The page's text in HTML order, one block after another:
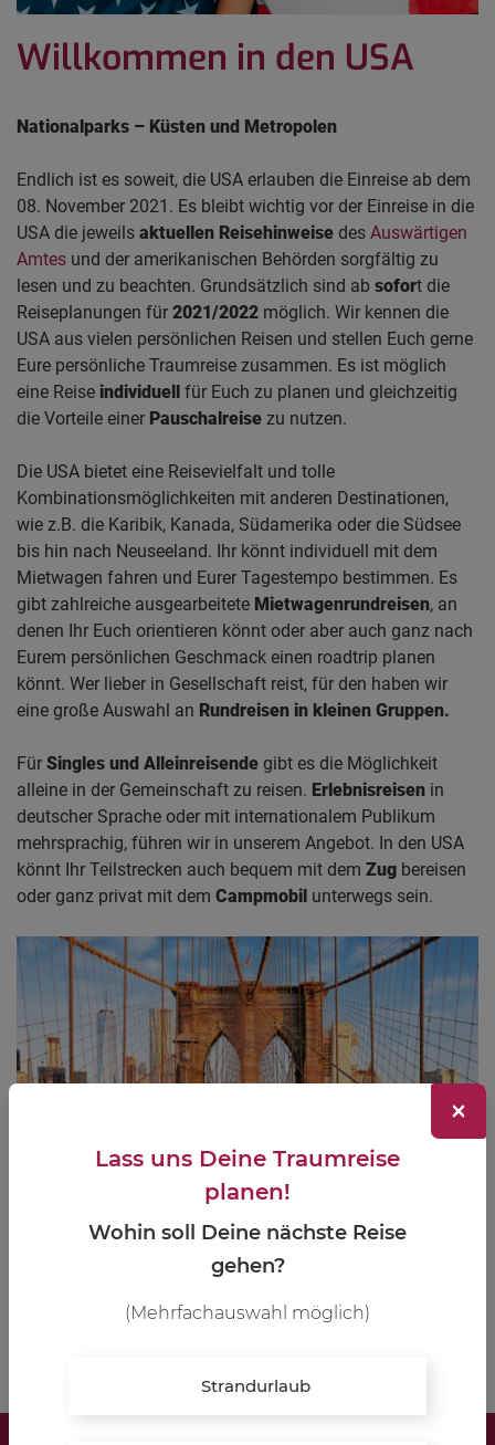
Willkommen in den USA
Nationalparks – Küsten und Metropolen
Endlich ist es soweit, die USA erlauben die Einreise ab dem
08. November 2021. Es bleibt wichtig vor der Einreise in die
USA die jeweils aktuellen Reisehinweise des Auswärtigen
Amtes und der amerikanischen Behörden sorgfältig zu
lesen und zu beachten. Grundsätzlich sind ab sofort die
Reiseplanungen für 2021/2022 möglich. Wir kennen die
USA aus vielen persönlichen Reisen und stellen Euch gerne
Eure persönliche Traumreise zusammen. Es ist möglich
eine Reise individuell für Euch zu planen und gleichzeitig
die Vorteile einer Pauschalreise zu nutzen.
Die USA bietet eine Reisevielfalt und tolle
Kombinationsmöglichkeiten mit anderen Destinationen,
wie z.B. die Karibik, Kanada, Südamerika oder die Südsee
bis hin nach Neuseeland. Ihr könnt individuell mit dem
Mietwagen fahren und Eurer Tagestempo bestimmen. Es
gibt zahlreiche ausgearbeitete Mietwagenrundreisen, an
denen Ihr Euch orientieren könnt oder aber auch ganz nach
Eurem persönlichen Geschmack einen roadtrip planen
könnt. Wer lieber in Gesellschaft reist, für den haben wir
eine große Auswahl an Rundreisen in kleinen Gruppen.
Für Singles und Alleinreisende gibt es die Möglichkeit
alleine in der Gemeinschaft zu reisen. Erlebnisreisen in
deutscher Sprache oder mit internationalem Publikum
mehrsprachig, führen wir in unserem Angebot. In den USA
könnt Ihr Teilstrecken auch bequem mit dem Zug bereisen
oder ganz privat mit dem Campmobil unterwegs sein.
Brooklyn Bridge at sunrise, New York City , Manhattan
Lebt Euren Traum und plant Eure Reise – wir
×
Lass uns Deine Traumreise
planen!
Wohin soll Deine nächste Reise
gehen?
(Mehrfachauswahl möglich)
Strandurlaub